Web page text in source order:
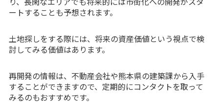
ートすることも予想されます。
土地探しをする際には、将来の資産価値という視点で検
討してみる価値はあります。
再開発の情報は、不動産会社や熊本県の建築課から入手
することができますので、定期的にコンタクトを取って
みるのもおすすめです。